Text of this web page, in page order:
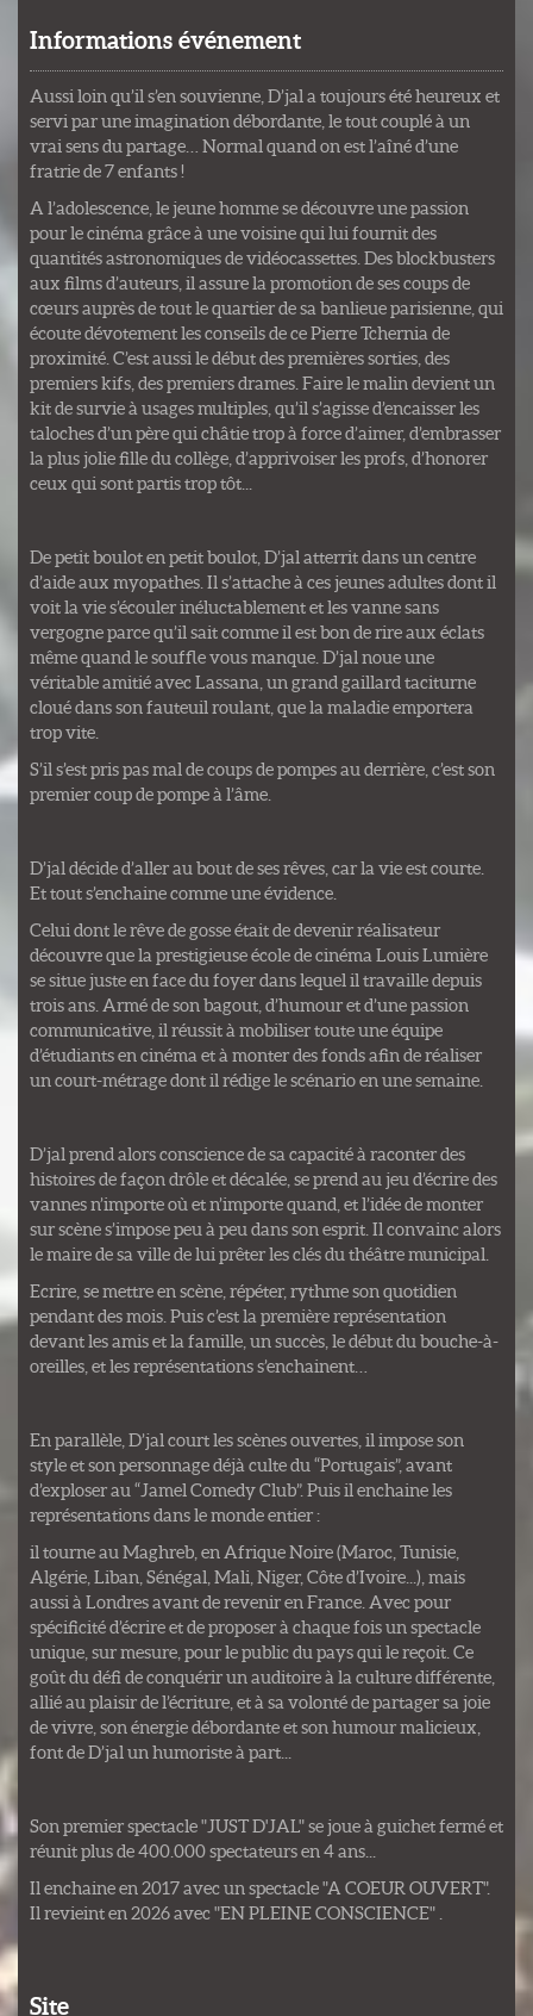
Informations événement
Aussi loin qu’il s’en souvienne, D’jal a toujours été heureux et
servi par une imagination débordante, le tout couplé à un
vrai sens du partage… Normal quand on est l’aîné d’une
fratrie de 7 enfants !
A l’adolescence, le jeune homme se découvre une passion
pour le cinéma grâce à une voisine qui lui fournit des
quantités astronomiques de vidéocassettes. Des blockbusters
aux films d’auteurs, il assure la promotion de ses coups de
cœurs auprès de tout le quartier de sa banlieue parisienne, qui
écoute dévotement les conseils de ce Pierre Tchernia de
proximité. C’est aussi le début des premières sorties, des
premiers kifs, des premiers drames. Faire le malin devient un
kit de survie à usages multiples, qu’il s’agisse d’encaisser les
taloches d’un père qui châtie trop à force d’aimer, d’embrasser
la plus jolie fille du collège, d’apprivoiser les profs, d’honorer
ceux qui sont partis trop tôt...
De petit boulot en petit boulot, D’jal atterrit dans un centre
d’aide aux myopathes. Il s’attache à ces jeunes adultes dont il
voit la vie s’écouler inéluctablement et les vanne sans
vergogne parce qu’il sait comme il est bon de rire aux éclats
même quand le souffle vous manque. D’jal noue une
véritable amitié avec Lassana, un grand gaillard taciturne
cloué dans son fauteuil roulant, que la maladie emportera
trop vite.
S’il s’est pris pas mal de coups de pompes au derrière, c’est son
premier coup de pompe à l’âme.
D’jal décide d’aller au bout de ses rêves, car la vie est courte.
Et tout s’enchaine comme une évidence.
Celui dont le rêve de gosse était de devenir réalisateur
découvre que la prestigieuse école de cinéma Louis Lumière
se situe juste en face du foyer dans lequel il travaille depuis
trois ans. Armé de son bagout, d’humour et d’une passion
communicative, il réussit à mobiliser toute une équipe
d’étudiants en cinéma et à monter des fonds afin de réaliser
un court-métrage dont il rédige le scénario en une semaine.
D’jal prend alors conscience de sa capacité à raconter des
histoires de façon drôle et décalée, se prend au jeu d’écrire des
vannes n’importe où et n’importe quand, et l’idée de monter
sur scène s’impose peu à peu dans son esprit. Il convainc alors
le maire de sa ville de lui prêter les clés du théâtre municipal.
Ecrire, se mettre en scène, répéter, rythme son quotidien
pendant des mois. Puis c’est la première représentation
devant les amis et la famille, un succès, le début du bouche-à-
oreilles, et les représentations s’enchainent…
En parallèle, D’jal court les scènes ouvertes, il impose son
style et son personnage déjà culte du “Portugais”, avant
d’exploser au “Jamel Comedy Club”. Puis il enchaine les
représentations dans le monde entier :
il tourne au Maghreb, en Afrique Noire (Maroc, Tunisie,
Algérie, Liban, Sénégal, Mali, Niger, Côte d’Ivoire...), mais
aussi à Londres avant de revenir en France. Avec pour
spécificité d’écrire et de proposer à chaque fois un spectacle
unique, sur mesure, pour le public du pays qui le reçoit. Ce
goût du défi de conquérir un auditoire à la culture différente,
allié au plaisir de l’écriture, et à sa volonté de partager sa joie
de vivre, son énergie débordante et son humour malicieux,
font de D’jal un humoriste à part...
Son premier spectacle "JUST D'JAL" se joue à guichet fermé et
réunit plus de 400.000 spectateurs en 4 ans...
Il enchaine en 2017 avec un spectacle "A COEUR OUVERT".
Il revieint en 2026 avec "EN PLEINE CONSCIENCE" .
Site